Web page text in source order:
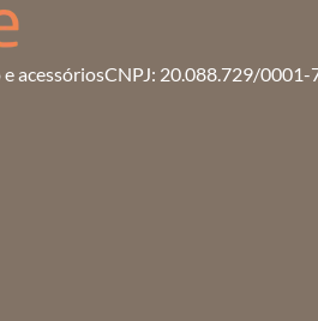
acessóriosCNPJ: 20.088.729/0001-